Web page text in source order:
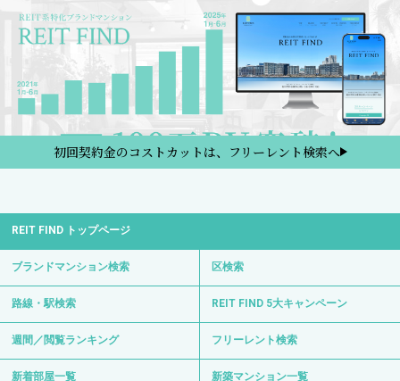
初回契約金のコストカットは、フリーレント検索へ
REIT FIND トップページ
ブランドマンション検索 区検索
路線・駅検索 REIT FIND 5大キャンペーン
週間／閲覧ランキング フリーレント検索
新着部屋一覧 新築マンション一覧